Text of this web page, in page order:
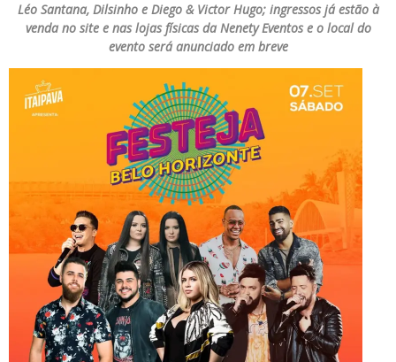
Léo Santana, Dilsinho e Diego & Victor Hugo; ingressos já estão à
venda no site e nas lojas físicas da Nenety Eventos e o local do
evento será anunciado em breve